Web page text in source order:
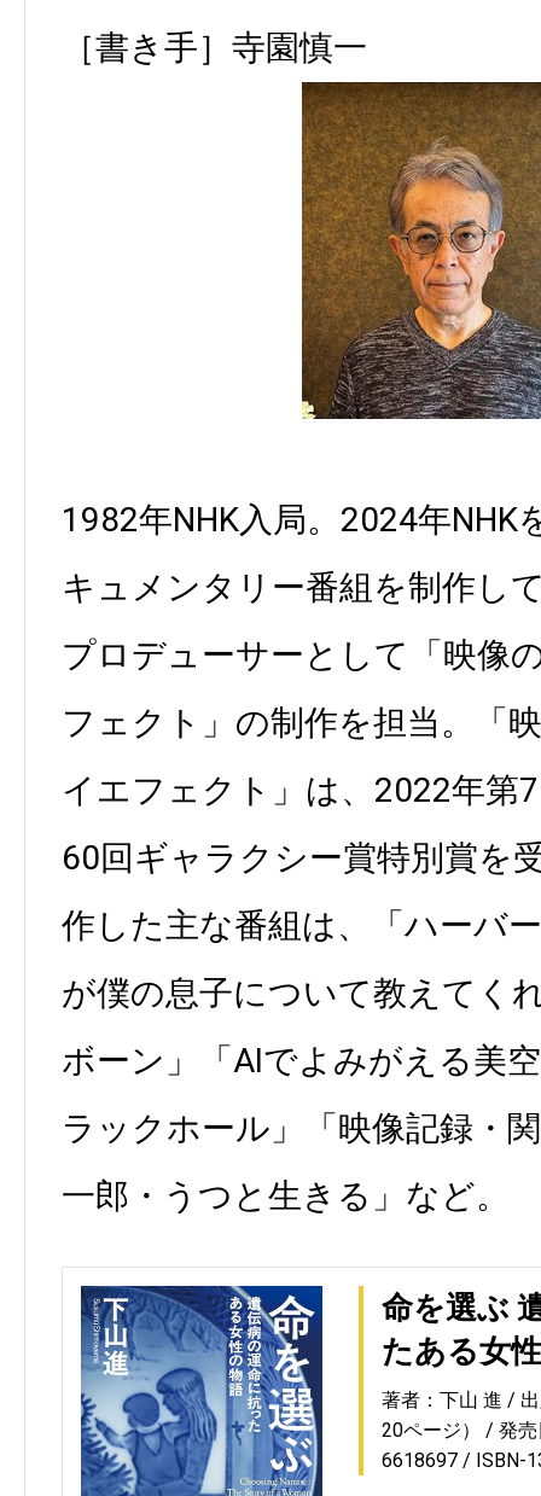
［書き手］寺園慎一
1982年NHK入局。2024年NHK
キュメンタリー番組を制作し
プロデューサーとして「映像
フェクト」の制作を担当。「
イエフェクト」は、2022年第
60回ギャラクシー賞特別賞を
作した主な番組は、「ハーバ
が僕の息子について教えてく
ボーン」「AIでよみがえる美
ラックホール」「映像記録・
一郎・うつと生きる」など。
命を選ぶ
たある女
著者：下山 進
20ページ）
発
6618697
ISBN-